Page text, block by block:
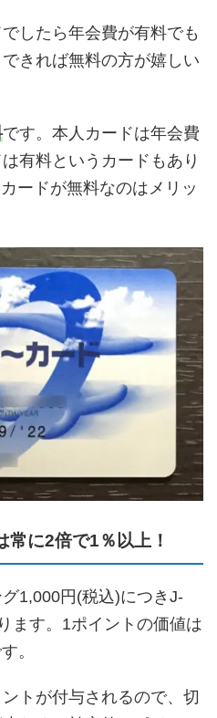
したら年会費が有料でも
きれば無料の方が嬉しい
です。本人カードは年会費
有料というカードもあり
ードが無料なのはメリッ
常に2倍で1％以上！
1,000円(税込)につきJ-
ます。1ポイントの価値は
。
トが付与されるので、切